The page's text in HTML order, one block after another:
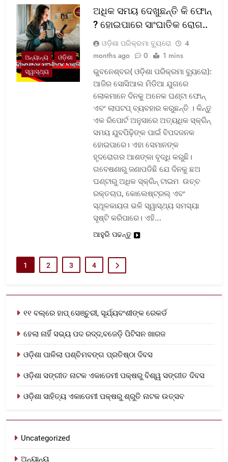
ଅନ୍ୟାନ୍ୟ
ଓଡ଼ିଶା
ସ୍ୱାସ୍ଥ୍ୟ
ଅଧିକ ସମୟ ଦେଖୁଛନ୍ତି କି ଫୋନ୍
? ହୋଇପାରେ ସାଂଘାତିକ ରୋଗ..
ଓଡ଼ିଶା ପରିକ୍ରମା ବ୍ୟୁରୋ
4
months ago
0 1 mins
ଭୁବନେଶ୍ବର( ଓଡ଼ିଶା ପରିକ୍ରମା ବ୍ୟୁରୋ):
ଆଜିର ସୋସିଆଲ ମିଡିଆ ଯୁଗରେ
ଲୋକମାନେ ଦିନକୁ ଅନେକ ଘଣ୍ଟା ଫୋନ୍
ଏବଂ ଲାପଟପ୍ ବ୍ୟବହାର କରୁଛନ୍ତି । କିନ୍ତୁ
ଏକ ରିପୋର୍ଟ ଅନୁସାରେ ଅତ୍ୟଧିକ ସ୍କ୍ରିନ୍
ସମୟ ଯୁବପିଢ଼ିଙ୍କ ପାଇଁ ବିପଦଜନକ
ହୋଇପାରେ। ଏହା ସେମାନଙ୍କ
ହୃଦରୋଗର ଆଶଙ୍କା ବୃଦ୍ଧି କରୁଛି।
ଗବେଷଣାରୁ ଜଣାପଡିଛି ଯେ ଦିନକୁ ଛଅ
ଘଣ୍ଟାରୁ ଅଧିକ ସ୍କ୍ରିନ୍ ଟାଇମ ଉଚ୍ଚ
ରକ୍ତଚାପ, କୋଲେଷ୍ଟ୍ରଲ୍ ଏବଂ
ସ୍ଥୂଳକାୟତା ଭଳି ସ୍ୱାସ୍ଥ୍ୟ ସମସ୍ୟା
ସୃଷ୍ଟି କରିପାରେ। ଏହି…
ଆହୁରି ପଢନ୍ତୁ
1 2 3 4
୧୧ ବଲ୍‌ରେ ହାପ୍ ସେଞ୍ଚୁରୀ, ସୂର୍ଯ୍ୟବଂଶୀଙ୍କ ରେକର୍ଡ
ହେଲା ନାହିଁ ସଭ୍ୟ ପଦ ରଦ୍ଦ,ବଜେଡ଼ି ପିଟିସନ ଖାରଜ
ଓଡ଼ିଶା ପାଳିଲା ପଶ୍ଚିମବଙ୍ଗ ପ୍ରତିଷ୍ଠା ଦିବସ
ଓଡ଼ିଶା ସଙ୍ଗୀତ ନାଟକ ଏକାଡେମୀ ପକ୍ଷରୁ ବିଶ୍ୱ ସଙ୍ଗୀତ ଦିବସ
ଓଡ଼ିଶା ସାହିତ୍ୟ ଏକାଡେମୀ ପକ୍ଷରୁ ଶ୍ରୁତି ନାଟକ ଉତ୍ସବ
Uncategorized
ଅନ୍ୟାନ୍ୟ